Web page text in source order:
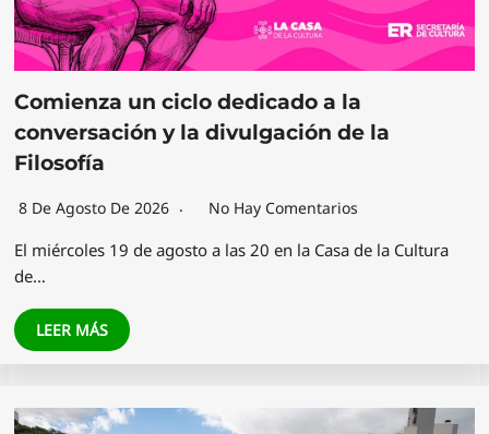
Comienza un ciclo dedicado a la
conversación y la divulgación de la
Filosofía
8 De Agosto De 2026 No Hay Comentarios
El miércoles 19 de agosto a las 20 en la Casa de la Cultura
de…
LEER MÁS